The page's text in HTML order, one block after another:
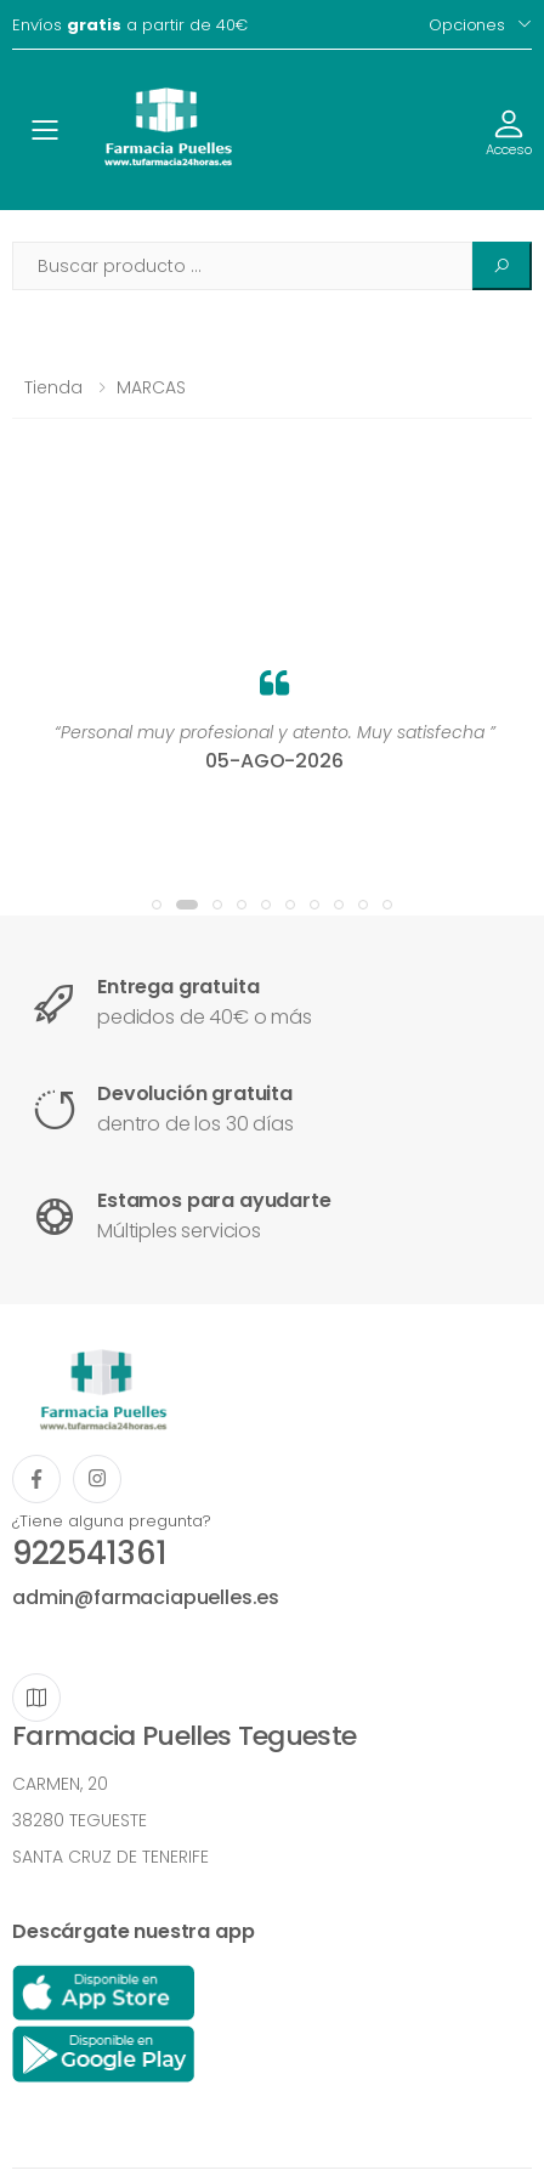
Envíos gratis a partir de 40€ Opciones
Toggle Acceso
Tienda MARCAS
“Personal muy profesional y atento. Muy satisfecha ”
05-AGO-2026
Entrega gratuita
pedidos de 40€ o más
Devolución gratuita
dentro de los 30 días
Estamos para ayudarte
Múltiples servicios
¿Tiene alguna pregunta?
922541361
admin@farmaciapuelles.es
Farmacia Puelles Tegueste
CARMEN, 20
38280 TEGUESTE
SANTA CRUZ DE TENERIFE
Descárgate nuestra app